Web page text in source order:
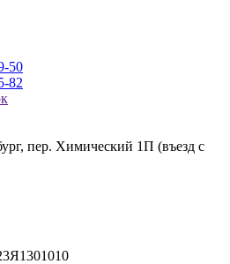
50
82
пер. Химический 1П (въезд с